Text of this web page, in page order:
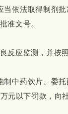
当依法取得制剂
准文号。
反应监测，并
中药饮片、委
元以下罚款，